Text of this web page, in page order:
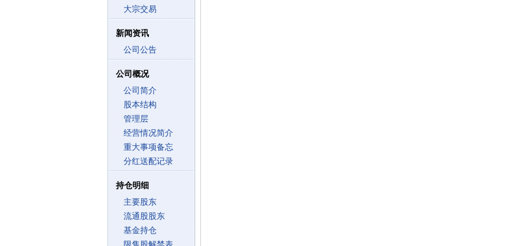
大宗交易
新闻资讯
公司公告
公司概况
公司简介
股本结构
管理层
经营情况简介
重大事项备忘
分红送配记录
持仓明细
主要股东
流通股股东
基金持仓